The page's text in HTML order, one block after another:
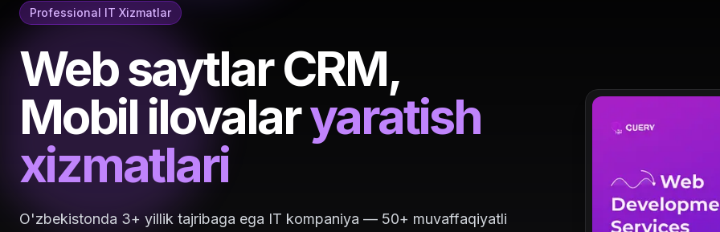
Professional IT Xizmatlar
Web saytlar CRM,
Mobil ilovalaryaratish
xizmatlari
O'zbekistonda 3+ yillik tajribaga ega IT kompaniya — 50+ muvaffaqiyatli